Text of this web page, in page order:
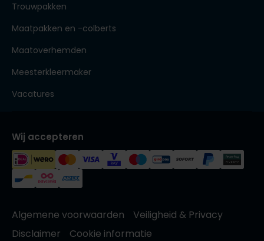
Trouwpakken
Maatpakken en -colberts
Maatoverhemden
Meesterkleermaker
Vacatures
Wij accepteren
Algemene voorwaarden
Veiligheid & Privacy
Disclaimer
Cookie informatie